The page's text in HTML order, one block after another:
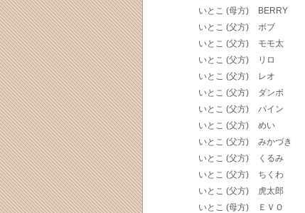
いとこ (母方) BERRY
いとこ (父方) ボブ
いとこ (父方) モモ太
いとこ (父方) リロ
いとこ (父方) レオ
いとこ (父方) ダンボ
いとこ (父方) パイン
いとこ (父方) めい
いとこ (父方) みかづき
いとこ (父方) くるみ
いとこ (父方) ちくわ
いとこ (父方) 虎太郎
いとこ (母方) ＥＶＯ